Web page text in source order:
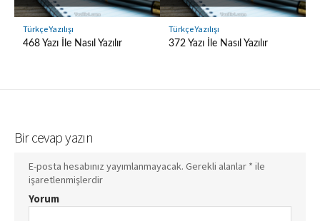
Türkçe Yazılışı
468 Yazı İle Nasıl Yazılır
Türkçe Yazılışı
372 Yazı İle Nasıl Yazılır
Bir cevap yazın
E-posta hesabınız yayımlanmayacak. Gerekli alanlar * ile
işaretlenmişlerdir
Yorum